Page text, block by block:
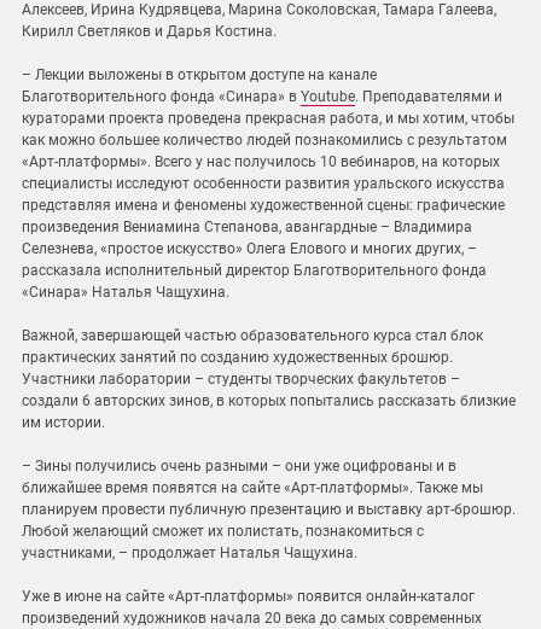
Алексеев, Ирина Кудрявцева, Марина Соколовская, Тамара Галеева,
Кирилл Светляков и Дарья Костина.
– Лекции выложены в открытом доступе на канале
Благотворительного фонда «Синара» в Youtube. Преподавателями и
кураторами проекта проведена прекрасная работа, и мы хотим, чтобы
как можно большее количество людей познакомились с результатом
«Арт-платформы». Всего у нас получилось 10 вебинаров, на которых
специалисты исследуют особенности развития уральского искусства
представляя имена и феномены художественной сцены: графические
произведения Вениамина Степанова, авангардные – Владимира
Селезнева, «простое искусство» Олега Елового и многих других, –
рассказала исполнительный директор Благотворительного фонда
«Синара» Наталья Чащухина.
Важной, завершающей частью образовательного курса стал блок
практических занятий по созданию художественных брошюр.
Участники лаборатории – студенты творческих факультетов –
создали 6 авторских зинов, в которых попытались рассказать близкие
им истории.
– Зины получились очень разными – они уже оцифрованы и в
ближайшее время появятся на сайте «Арт-платформы». Также мы
планируем провести публичную презентацию и выставку арт-брошюр.
Любой желающий сможет их полистать, познакомиться с
участниками, – продолжает Наталья Чащухина.
Уже в июне на сайте «Арт-платформы» появится онлайн-каталог
произведений художников начала 20 века до самых современных